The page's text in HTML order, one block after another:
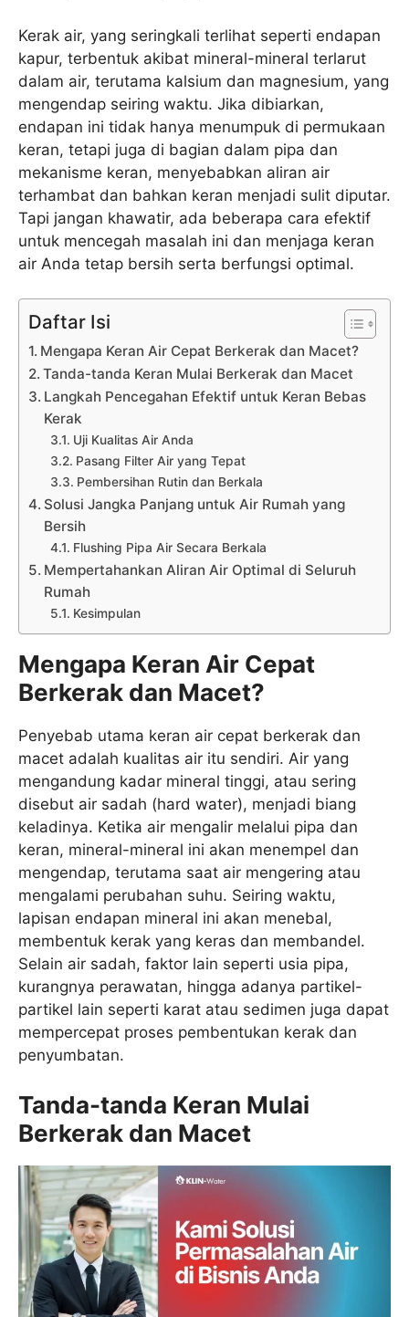
Kerak air, yang seringkali terlihat seperti endapan
kapur, terbentuk akibat mineral-mineral terlarut
dalam air, terutama kalsium dan magnesium, yang
mengendap seiring waktu. Jika dibiarkan,
endapan ini tidak hanya menumpuk di permukaan
keran, tetapi juga di bagian dalam pipa dan
mekanisme keran, menyebabkan aliran air
terhambat dan bahkan keran menjadi sulit diputar.
Tapi jangan khawatir, ada beberapa cara efektif
untuk mencegah masalah ini dan menjaga keran
air Anda tetap bersih serta berfungsi optimal.
Daftar Isi
Mengapa Keran Air Cepat Berkerak dan Macet?
Tanda-tanda Keran Mulai Berkerak dan Macet
Langkah Pencegahan Efektif untuk Keran Bebas
Kerak
Uji Kualitas Air Anda
Pasang Filter Air yang Tepat
Pembersihan Rutin dan Berkala
Solusi Jangka Panjang untuk Air Rumah yang
Bersih
Flushing Pipa Air Secara Berkala
Mempertahankan Aliran Air Optimal di Seluruh
Rumah
Kesimpulan
Mengapa Keran Air Cepat
Berkerak dan Macet?
Penyebab utama keran air cepat berkerak dan
macet adalah kualitas air itu sendiri. Air yang
mengandung kadar mineral tinggi, atau sering
disebut air sadah (hard water), menjadi biang
keladinya. Ketika air mengalir melalui pipa dan
keran, mineral-mineral ini akan menempel dan
mengendap, terutama saat air mengering atau
mengalami perubahan suhu. Seiring waktu,
lapisan endapan mineral ini akan menebal,
membentuk kerak yang keras dan membandel.
Selain air sadah, faktor lain seperti usia pipa,
kurangnya perawatan, hingga adanya partikel-
partikel lain seperti karat atau sedimen juga dapat
mempercepat proses pembentukan kerak dan
penyumbatan.
Tanda-tanda Keran Mulai
Berkerak dan Macet